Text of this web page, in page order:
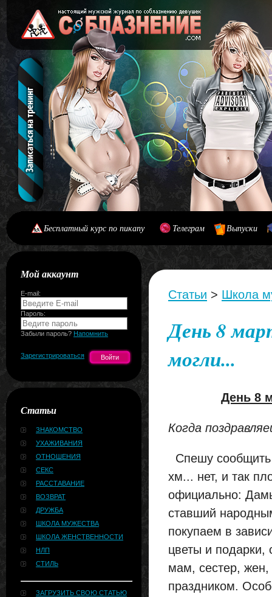
Бесплатный курс по пикапу Телеграм Выпуски
Мой аккаунт
E-mail:
Пароль:
Забыли пароль? Напомнить
Зарегистрироваться
Статьи
ЗНАКОМСТВО
УХАЖИВАНИЯ
ОТНОШЕНИЯ
СЕКС
РАССТАВАНИЕ
ВОЗВРАТ
ДРУЖБА
ШКОЛА МУЖЕСТВА
ШКОЛА ЖЕНСТВЕННОСТИ
НЛП
СТИЛЬ
ЗАГРУЗИТЬ СВОЮ СТАТЬЮ
Статьи > Школа
День 8
могли...
День 8
Когда
Спешу
хм... нет, и так
официально:
ставший
покупаем в
цветы и
мам, сестер,
праздником.